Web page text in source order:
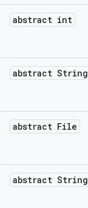
abstract int
abstract String
abstract File
abstract String